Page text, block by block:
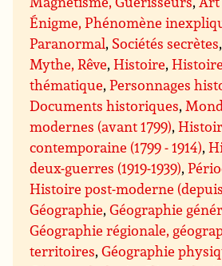
Énigme, Phénomène
Paranormal, Sociétés secrètes
Mythe, Rêve,Histoire,
thématique,Personnages
Documents historiques,
modernes (avant 1799),
contemporaine (1799 - 1914),
deux-guerres (1919-1939),
Histoire post-moderne (depuis
Géographie,Géographie
Géographie régionale,
territoires,Géographie